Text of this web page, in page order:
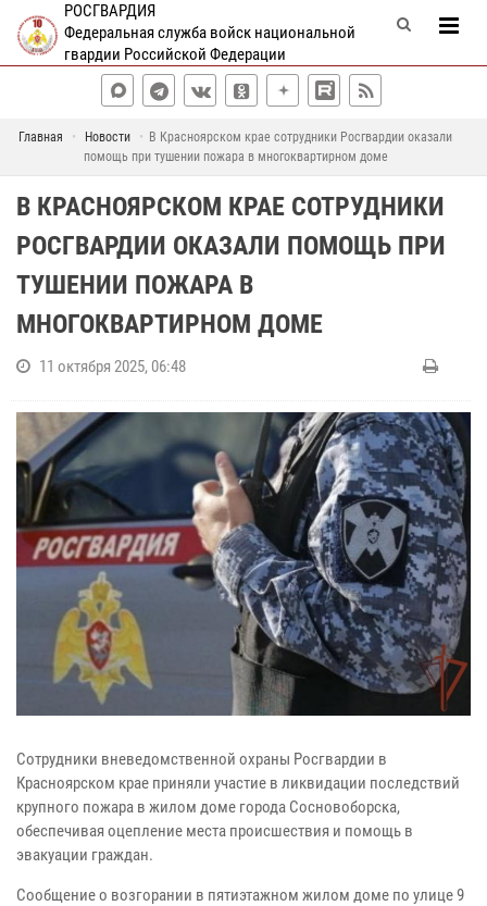
РОСГВАРДИЯ
Федеральная служба войск национальной
гвардии Российской Федерации
Главная Новости
В Красноярском крае сотрудники Росгвардии оказали
помощь при тушении пожара в многоквартирном доме
В КРАСНОЯРСКОМ КРАЕ СОТРУДНИКИ
РОСГВАРДИИ ОКАЗАЛИ ПОМОЩЬ ПРИ
ТУШЕНИИ ПОЖАРА В
МНОГОКВАРТИРНОМ ДОМЕ
11 октября 2025, 06:48
Сотрудники вневедомственной охраны Росгвардии в
Красноярском крае приняли участие в ликвидации последствий
крупного пожара в жилом доме города Сосновоборска,
обеспечивая оцепление места происшествия и помощь в
эвакуации граждан.
Сообщение о возгорании в пятиэтажном жилом доме по улице 9